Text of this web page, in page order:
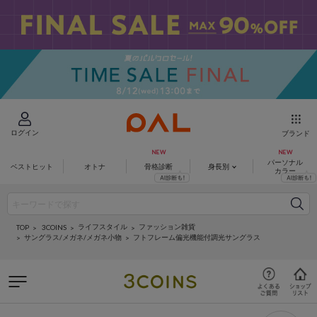
ログイン ブランド
ベストヒット オトナ 骨格診断 身長別
パーソナル
カラー
TOP 3COINS ライフスタイル
ファッション雑貨
サングラス/メガネ/メガネ小物
フトフレーム偏光機能付調光サングラス